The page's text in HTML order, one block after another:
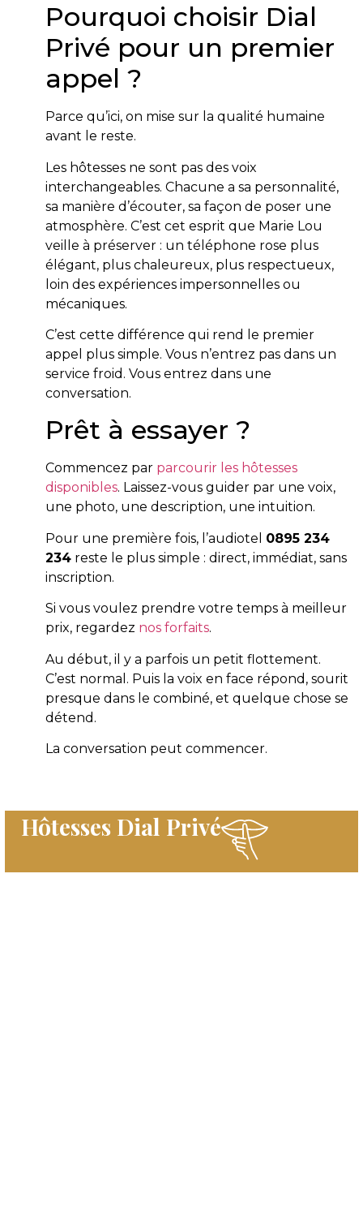
Pourquoi choisir Dial
Privé pour un premier
appel ?
Parce qu’ici, on mise sur la qualité humaine
avant le reste.
Les hôtesses ne sont pas des voix
interchangeables. Chacune a sa personnalité,
sa manière d’écouter, sa façon de poser une
atmosphère. C’est cet esprit que Marie Lou
veille à préserver : un téléphone rose plus
élégant, plus chaleureux, plus respectueux,
loin des expériences impersonnelles ou
mécaniques.
C’est cette différence qui rend le premier
appel plus simple. Vous n’entrez pas dans un
service froid. Vous entrez dans une
conversation.
Prêt à essayer ?
Commencez par parcourir les hôtesses
disponibles. Laissez-vous guider par une voix,
une photo, une description, une intuition.
Pour une première fois, l’audiotel 0895 234
234 reste le plus simple : direct, immédiat, sans
inscription.
Si vous voulez prendre votre temps à meilleur
prix, regardez nos forfaits.
Au début, il y a parfois un petit flottement.
C’est normal. Puis la voix en face répond, sourit
presque dans le combiné, et quelque chose se
détend.
La conversation peut commencer.
Hôtesses Dial Privé